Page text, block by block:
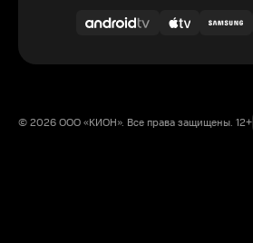
© 2026 ООО «КИОН». Все права защищены. 12+